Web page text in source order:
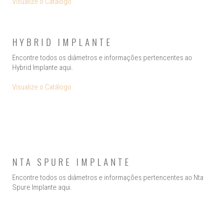
HYBRID IMPLANTE
Encontre todos os diâmetros e informações pertencentes ao
Hybrid Implante aqui.
Visualize o Catálogo
NTA SPURE IMPLANTE
Encontre todos os diâmetros e informações pertencentes ao Nta
Spure Implante aqui.